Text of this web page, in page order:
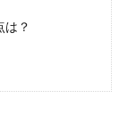
いる場合、選ぶポイ
車場」にも注目して
は？